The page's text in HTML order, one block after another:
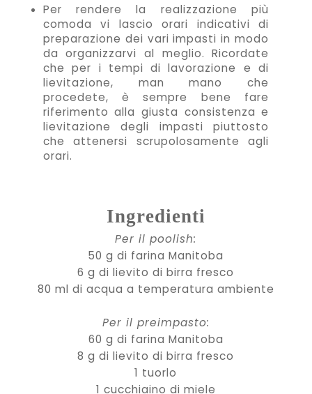
Per rendere la realizzazione più
comoda vi lascio orari indicativi di
preparazione dei vari impasti in modo
da organizzarvi al meglio. Ricordate
che per i tempi di lavorazione e di
lievitazione, man mano che
procedete, è sempre bene fare
riferimento alla giusta consistenza e
lievitazione degli impasti piuttosto
che attenersi scrupolosamente agli
orari.
Ingredienti
Per il poolish:
50 g di farina Manitoba
6 g di lievito di birra fresco
80 ml di acqua a temperatura ambiente
Per il preimpasto:
60 g di farina Manitoba
8 g di lievito di birra fresco
1 tuorlo
1 cucchiaino di miele